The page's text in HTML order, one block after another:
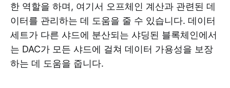
한 역할을 하며, 여기서 오프체인 계산과 관련된 데
이터를 관리하는 데 도움을 줄 수 있습니다. 데이터
세트가 다른 샤드에 분산되는 샤딩된 블록체인에서
는 DAC가 모든 샤드에 걸쳐 데이터 가용성을 보장
하는 데 도움을 줍니다.